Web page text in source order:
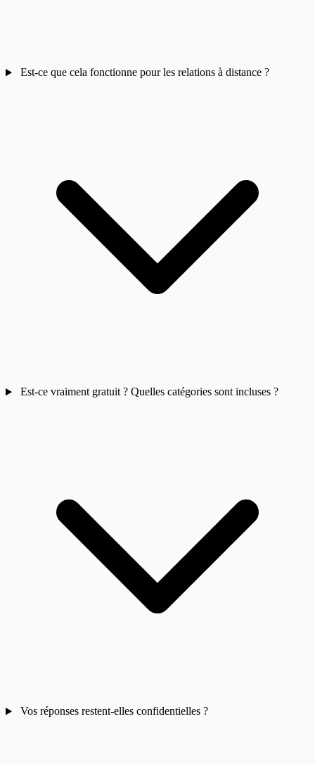
Est-ce que cela fonctionne pour les relations à distance ?
Est-ce vraiment gratuit ? Quelles catégories sont incluses ?
Vos réponses restent-elles confidentielles ?